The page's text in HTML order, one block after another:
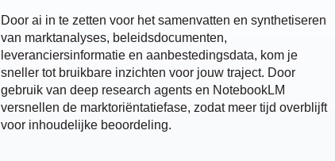
Door ai in te zetten voor het samenvatten en synthetiseren
van marktanalyses, beleidsdocumenten,
leveranciersinformatie en aanbestedingsdata, kom je
sneller tot bruikbare inzichten voor jouw traject. Door
gebruik van deep research agents en NotebookLM
versnellen de marktoriëntatiefase, zodat meer tijd overblijft
voor inhoudelijke beoordeling.